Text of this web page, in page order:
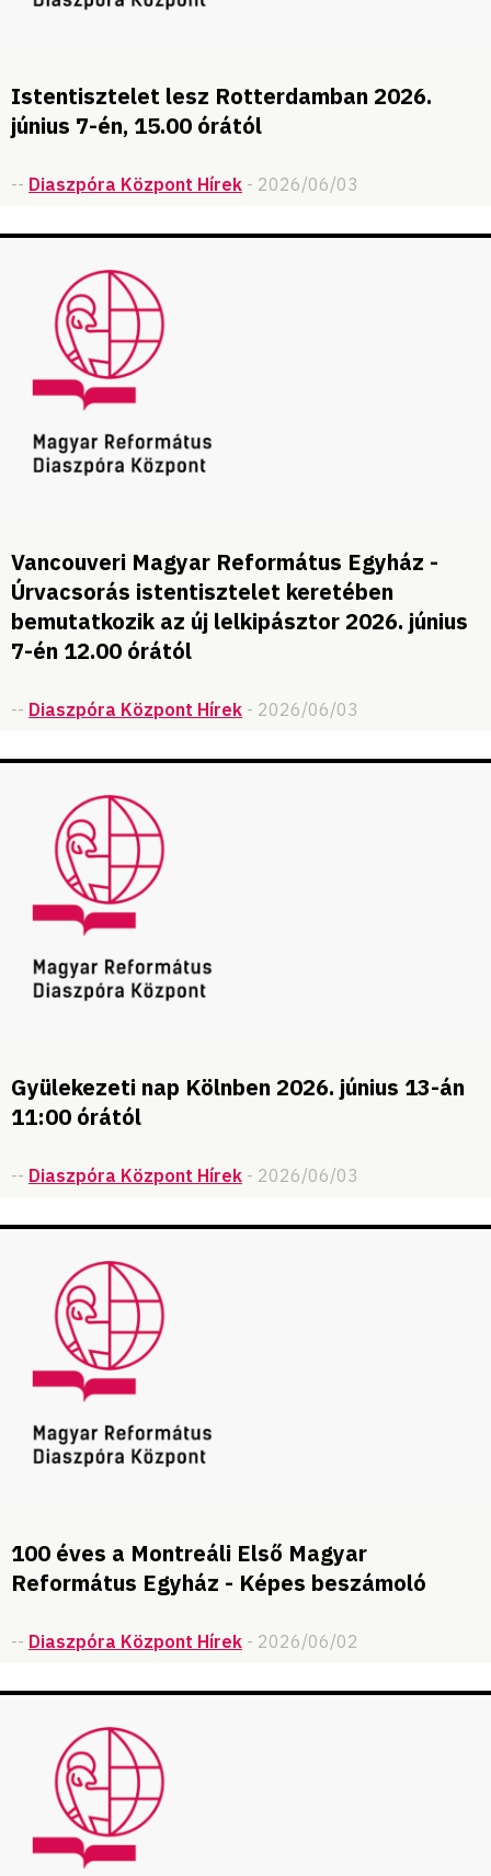
Istentisztelet lesz Rotterdamban 2026.
június 7-én, 15.00 órától
-- Diaszpóra Központ Hírek - 2026/06/03
Vancouveri Magyar Református Egyház -
Úrvacsorás istentisztelet keretében
bemutatkozik az új lelkipásztor 2026. június
7-én 12.00 órától
-- Diaszpóra Központ Hírek - 2026/06/03
Gyülekezeti nap Kölnben 2026. június 13-án
11:00 órától
-- Diaszpóra Központ Hírek - 2026/06/03
100 éves a Montreáli Első Magyar
Református Egyház - Képes beszámoló
-- Diaszpóra Központ Hírek - 2026/06/02